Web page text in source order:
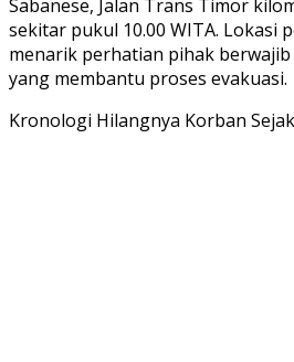
Sabanese, Jalan Trans Timor
sekitar pukul 10.00 WITA. Lokasi
menarik perhatian pihak
yang membantu proses evakuasi.
Kronologi Hilangnya Korban